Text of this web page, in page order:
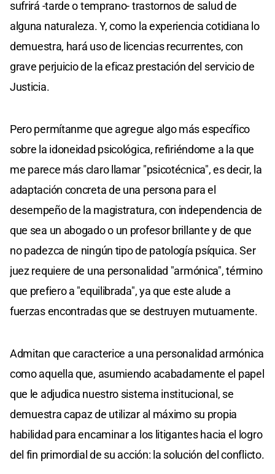
sufrirá -tarde o temprano- trastornos de salud de
alguna naturaleza. Y, como la experiencia cotidiana lo
demuestra, hará uso de licencias recurrentes, con
grave perjuicio de la eficaz prestación del servicio de
Justicia.
Pero permítanme que agregue algo más específico
sobre la idoneidad psicológica, refiriéndome a la que
me parece más claro llamar "psicotécnica", es decir, la
adaptación concreta de una persona para el
desempeño de la magistratura, con independencia de
que sea un abogado o un profesor brillante y de que
no padezca de ningún tipo de patología psíquica. Ser
juez requiere de una personalidad "armónica", término
que prefiero a "equilibrada", ya que este alude a
fuerzas encontradas que se destruyen mutuamente.
Admitan que caracterice a una personalidad armónica
como aquella que, asumiendo acabadamente el papel
que le adjudica nuestro sistema institucional, se
demuestra capaz de utilizar al máximo su propia
habilidad para encaminar a los litigantes hacia el logro
del fin primordial de su acción: la solución del conflicto.